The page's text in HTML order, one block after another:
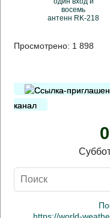
восемь
антенн RK-218
Просмотрено: 1 898
канал